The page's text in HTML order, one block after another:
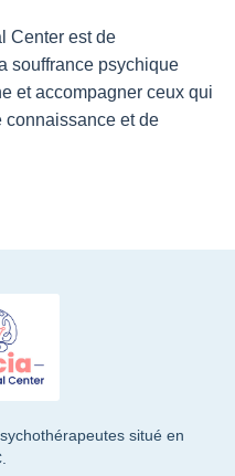
Center est de
souffrance psychique
et accompagner ceux qui
connaissance et de
situé en